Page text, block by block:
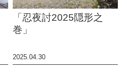
「忍夜討2025隠形之
巻」
2025.04.30